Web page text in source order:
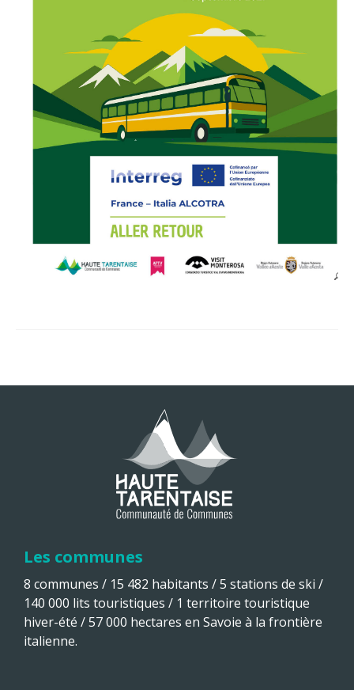
Les communes
8 communes / 15 482 habitants / 5 stations de ski /
140 000 lits touristiques / 1 territoire touristique
hiver-été / 57 000 hectares en Savoie à la frontière
italienne.